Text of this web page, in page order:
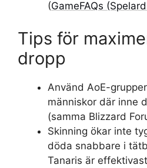
(GameFAQs
Tips för
dropp
Använd AoE-
människor där inne
(samma Blizzard
Skinning ökar inte
döda snabbare i
Tanaris är